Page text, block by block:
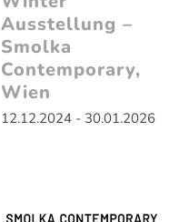
Ausstellung –
Smolka
Contemporary,
Wien
12.12.2024 - 30.01.2026